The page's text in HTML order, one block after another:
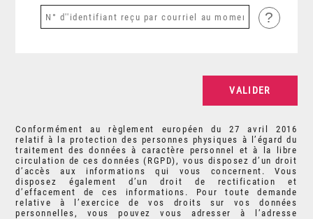
?
Conformément au règlement européen du 27 avril 2016
relatif à la protection des personnes physiques à l’égard du
traitement des données à caractère personnel et à la libre
circulation de ces données (RGPD), vous disposez d’un droit
d’accès aux informations qui vous concernent. Vous
disposez également d’un droit de rectification et
d’effacement de ces informations. Pour toute demande
relative à l’exercice de vos droits sur vos données
personnelles, vous pouvez vous adresser à l’adresse